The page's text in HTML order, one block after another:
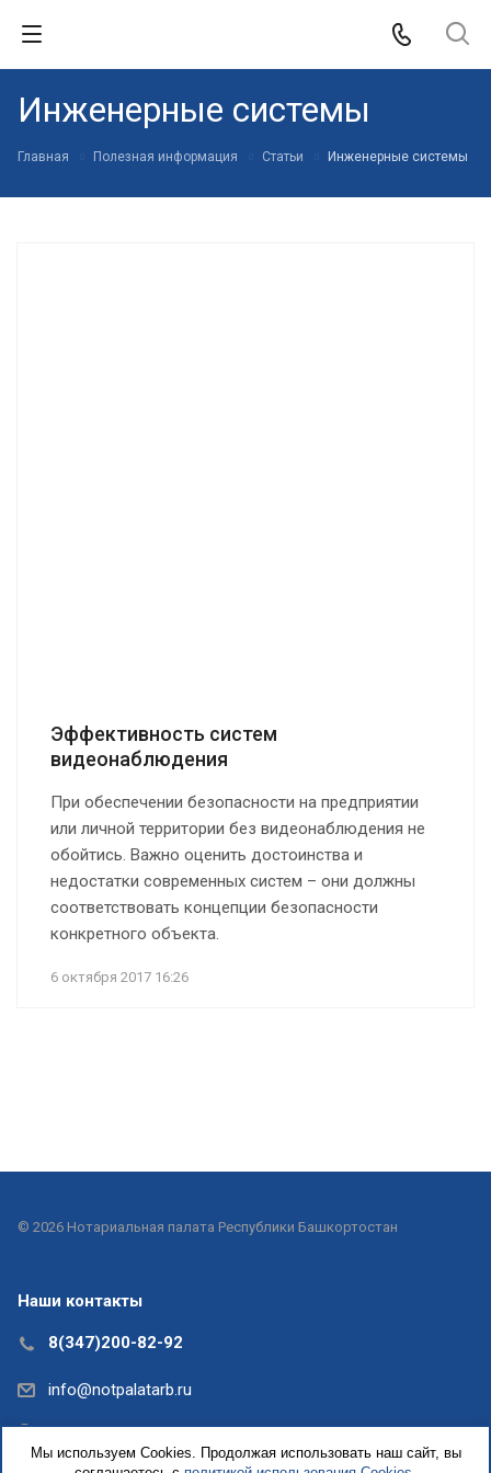
Инженерные системы
Главная Полезная информация Статьи Инженерные системы
Эффективность систем
видеонаблюдения
При обеспечении безопасности на предприятии
или личной территории без видеонаблюдения не
обойтись. Важно оценить достоинства и
недостатки современных систем – они должны
соответствовать концепции безопасности
конкретного объекта.
6 октября 2017 16:26
© 2026 Нотариальная палата Республики Башкортостан
Наши контакты
8(347)200-82-92
info@notpalatarb.ru
офис 5
Мы используем Cookies. Продолжая использовать наш сайт, вы